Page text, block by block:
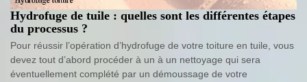
Hydrofuge de tuile : quelles sont les différentes étapes
du processus ?
Pour réussir l’opération d’hydrofuge de votre toiture en tuile, vous
devez tout d’abord procéder à un à un nettoyage qui sera
éventuellement complété par un démoussage de votre